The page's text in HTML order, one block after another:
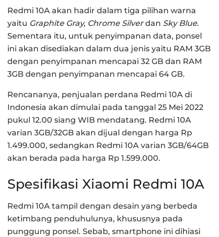
Redmi 10A akan hadir dalam tiga pilihan warna
yaitu Graphite Gray, Chrome Silverdan Sky Blue.
Sementara itu, untuk penyimpanan data, ponsel
ini akan disediakan dalam dua jenis yaitu RAM 3GB
dengan penyimpanan mencapai 32 GB dan RAM
3GB dengan penyimpanan mencapai 64 GB.
Rencananya, penjualan perdana Redmi 10A di
Indonesia akan dimulai pada tanggal 25 Mei 2022
pukul 12.00 siang WIB mendatang. Redmi 10A
varian 3GB/32GB akan dijual dengan harga Rp
1.499.000, sedangkan Redmi 10A varian 3GB/64GB
akan berada pada harga Rp 1.599.000.
Spesifikasi Xiaomi Redmi 10A
Redmi 10A tampil dengan desain yang berbeda
ketimbang penduhulunya, khususnya pada
punggung ponsel. Sebab, smartphone ini dihiasi